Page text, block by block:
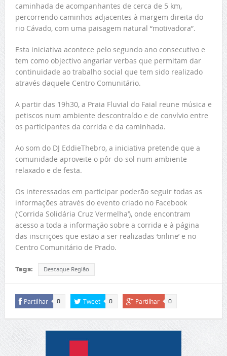
caminhada de acompanhantes de cerca de 5 km,
percorrendo caminhos adjacentes à margem direita do
rio Cávado, com uma paisagem natural “motivadora”.
Esta iniciativa acontece pelo segundo ano consecutivo e
tem como objectivo angariar verbas que permitam dar
continuidade ao trabalho social que tem sido realizado
através daquele Centro Comunitário.
A partir das 19h30, a Praia Fluvial do Faial reune música e
petiscos num ambiente descontraído e de convívio entre
os participantes da corrida e da caminhada.
Ao som do DJ EddieThebro, a iniciativa pretende que a
comunidade aproveite o pôr-do-sol num ambiente
relaxado e de festa.
Os interessados em participar poderão seguir todas as
informações através do evento criado no Facebook
(‘Corrida Solidária Cruz Vermelha’), onde encontram
acesso a toda a informação sobre a corrida e à página
das inscrições que estão a ser realizadas ‘online’ e no
Centro Comunitário de Prado.
Tags: Destaque Região
Partilhar 0 Tweet 0 Partilhar 0